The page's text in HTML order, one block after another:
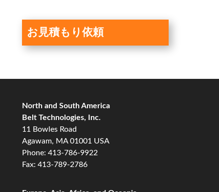
お見積もり依頼
North and South America
Belt Technologies, Inc.
11 Bowles Road
Agawam, MA 01001 USA
Phone: 413-786-9922
Fax: 413-789-2786